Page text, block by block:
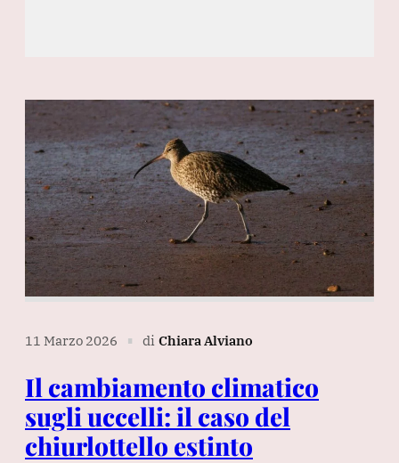
11 Marzo 2026 ∎ di Chiara Alviano
Il cambiamento climatico
sugli uccelli: il caso del
chiurlottello estinto